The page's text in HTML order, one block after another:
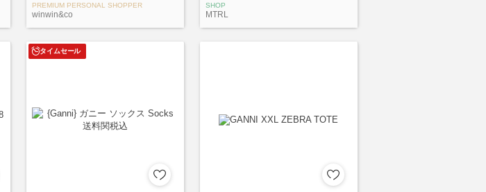
PREMIUM PERSONAL SHOPPER
winwin&co
SHOP
MTRL
タイムセール